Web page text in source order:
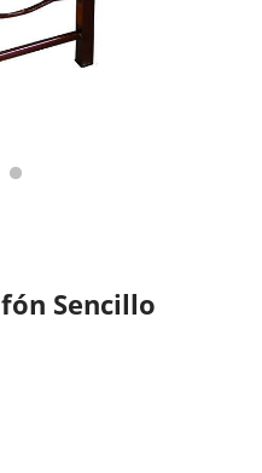
Sencillo